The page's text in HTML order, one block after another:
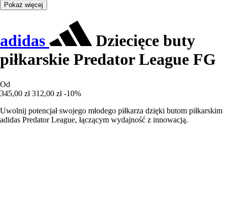
Pokaż więcej
adidas
Dziecięce buty
piłkarskie Predator League FG
Od
345,00 zł 312,00 zł -10%
Uwolnij potencjał swojego młodego piłkarza dzięki butom piłkarskim
adidas Predator League, łączącym wydajność z innowacją.